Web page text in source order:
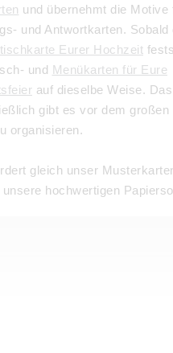
und übernehmt die Motive
und Antwortkarten. Sobald
Eurer Hochzeit
und Menükarten für Eure
auf dieselbe Weise.
gibt es vor dem großen
organisieren.
gleich unser
hochwertigen